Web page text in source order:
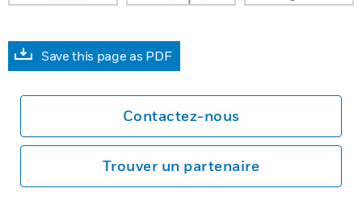
Save this page as PDF
Contactez-nous
Trouver un partenaire